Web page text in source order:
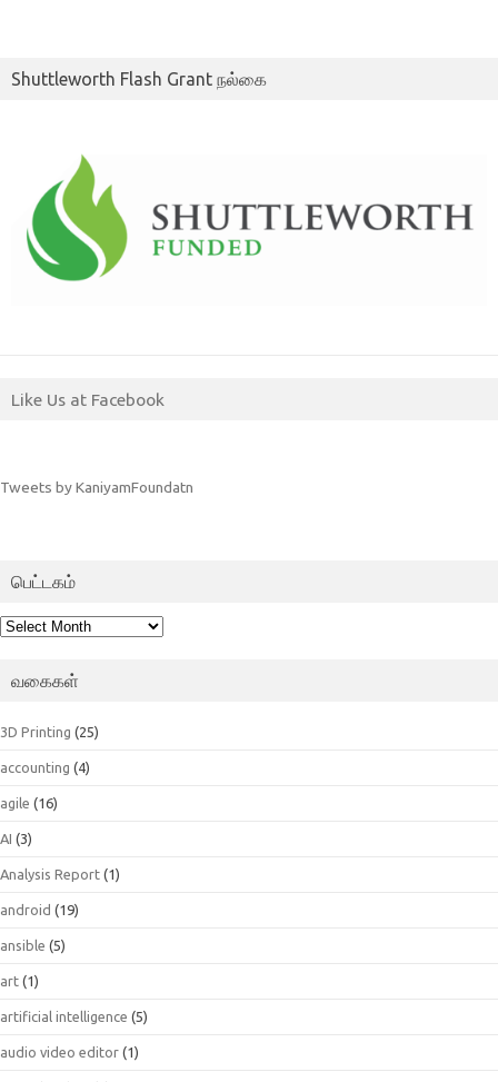
Shuttleworth Flash Grant நல்கை
Like Us at Facebook
Tweets by KaniyamFoundatn
பெட்டகம்
பெட்டகம்
வகைகள்
3D Printing (25)
accounting (4)
agile (16)
AI (3)
Analysis Report (1)
android (19)
ansible (5)
art (1)
artificial intelligence (5)
audio video editor (1)